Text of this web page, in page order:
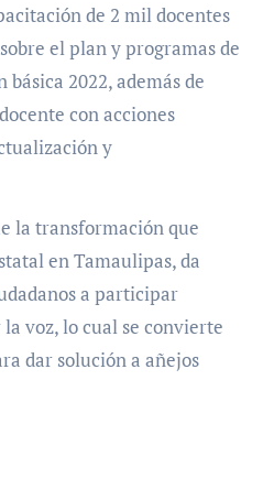
de 2 mil docentes
el plan y programas de
2022, además de
con acciones
y
la transformación que
en Tamaulipas, da
a participar
voz, lo cual se convierte
dar solución a añejos